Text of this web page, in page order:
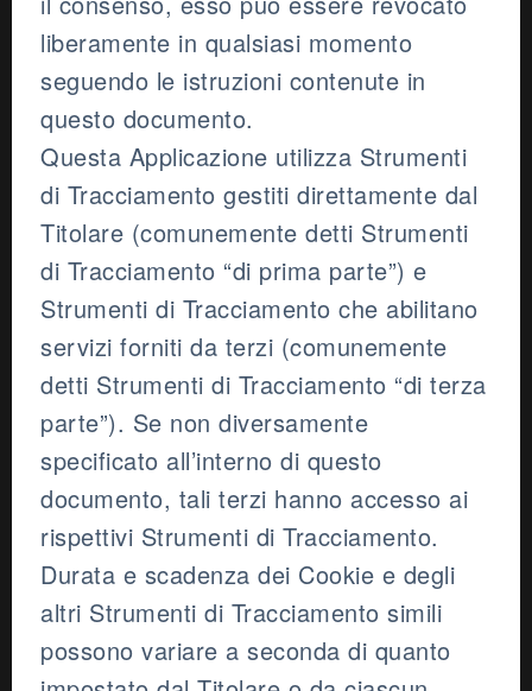
liberamente in qualsiasi momento
seguendo le istruzioni contenute in
questo documento.
Questa Applicazione utilizza Strumenti
di Tracciamento gestiti direttamente dal
Titolare (comunemente detti Strumenti
di Tracciamento “di prima parte”) e
Strumenti di Tracciamento che abilitano
servizi forniti da terzi (comunemente
detti Strumenti di Tracciamento “di terza
parte”). Se non diversamente
specificato all’interno di questo
documento, tali terzi hanno accesso ai
rispettivi Strumenti di Tracciamento.
Durata e scadenza dei Cookie e degli
altri Strumenti di Tracciamento simili
possono variare a seconda di quanto